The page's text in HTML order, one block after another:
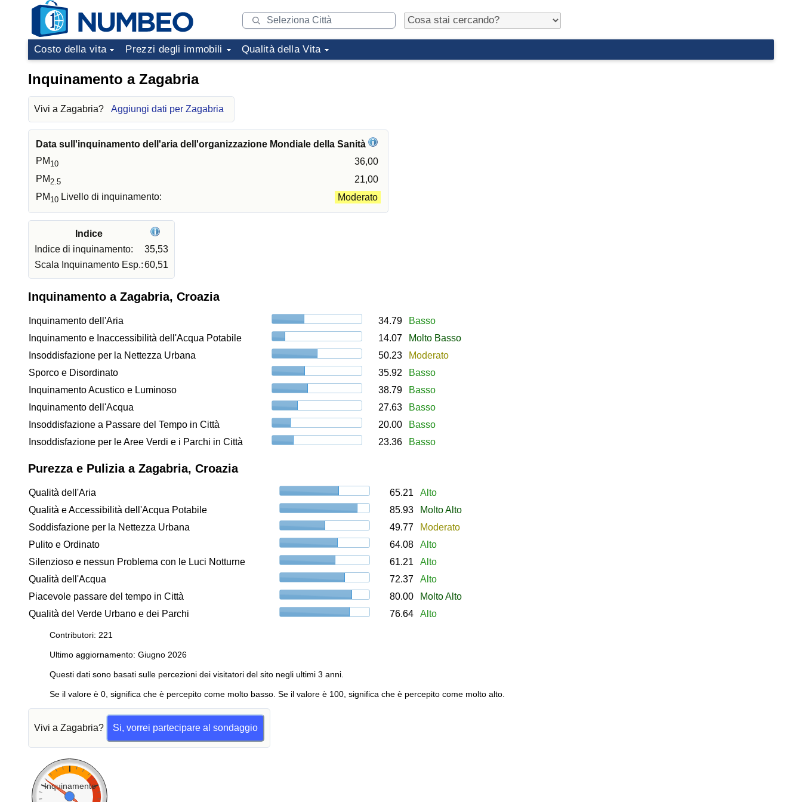
Costo della vita Prezzi degli immobili Qualità della Vita
Inquinamento a Zagabria
Vivi a Zagabria? Aggiungi dati per Zagabria
Data sull'inquinamento dell'aria dell'organizzazione Mondiale della Sanità
PM 10
36,00
PM2.5
21,00
PM 10 Livello di inquinamento: Moderato
Indice
Indice di inquinamento:
35,53
Scala Inquinamento Esp.:60,51
Inquinamento a Zagabria, Croazia
Inquinamento dell'Aria 34.79
Basso
Inquinamento e Inaccessibilità dell'Acqua Potabile
14.07
Molto Basso
Insoddisfazione per la Nettezza Urbana
50.23
Moderato
Sporco e Disordinato
35.92
Basso
Inquinamento Acustico e Luminoso
38.79
Basso
Inquinamento dell'Acqua
27.63
Basso
Insoddisfazione a Passare del Tempo in Città
20.00
Basso
Insoddisfazione per le Aree Verdi e i Parchi in Città
23.36 Basso
Purezza e Pulizia a Zagabria, Croazia
Qualità dell'Aria 65.21
Alto
Qualità e Accessibilità dell'Acqua Potabile
85.93
Molto Alto
Soddisfazione per la Nettezza Urbana
49.77
Moderato
Pulito e Ordinato
64.08
Alto
Silenzioso e nessun Problema con le Luci Notturne
61.21
Alto
Qualità dell'Acqua
72.37
Alto
Piacevole passare del tempo in Città
80.00
Molto Alto
Qualità del Verde Urbano e dei Parchi
76.64 Alto
Contributori: 221
Ultimo aggiornamento: Giugno 2026
Questi dati sono basati sulle percezioni dei visitatori del sito negli ultimi 3 anni.
Se il valore è 0, significa che è percepito come molto basso. Se il valore è 100, significa che è percepito come molto alto.
Vivi a Zagabria? Si, vorrei partecipare al sondaggio
Inquinamento